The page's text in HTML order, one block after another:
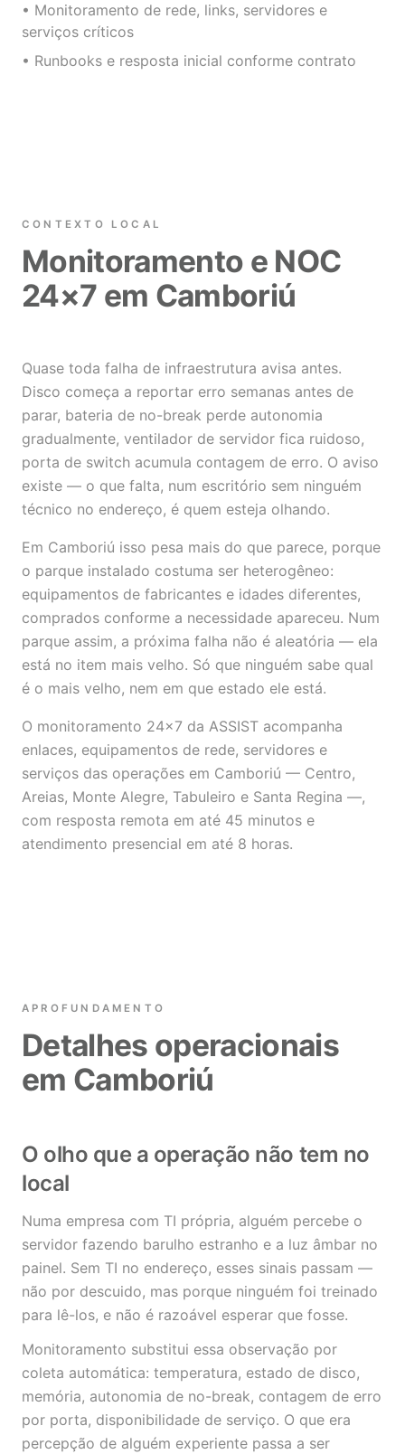
• Monitoramento de rede, links, servidores e
serviços críticos
• Runbooks e resposta inicial conforme contrato
CONTEXTO LOCAL
Monitoramento e NOC
24×7 em Camboriú
Quase toda falha de infraestrutura avisa antes.
Disco começa a reportar erro semanas antes de
parar, bateria de no-break perde autonomia
gradualmente, ventilador de servidor fica ruidoso,
porta de switch acumula contagem de erro. O aviso
existe — o que falta, num escritório sem ninguém
técnico no endereço, é quem esteja olhando.
Em Camboriú isso pesa mais do que parece, porque
o parque instalado costuma ser heterogêneo:
equipamentos de fabricantes e idades diferentes,
comprados conforme a necessidade apareceu. Num
parque assim, a próxima falha não é aleatória — ela
está no item mais velho. Só que ninguém sabe qual
é o mais velho, nem em que estado ele está.
O monitoramento 24x7 da ASSIST acompanha
enlaces, equipamentos de rede, servidores e
serviços das operações em Camboriú — Centro,
Areias, Monte Alegre, Tabuleiro e Santa Regina —,
com resposta remota em até 45 minutos e
atendimento presencial em até 8 horas.
APROFUNDAMENTO
Detalhes operacionais
em Camboriú
O olho que a operação não tem no
local
Numa empresa com TI própria, alguém percebe o
servidor fazendo barulho estranho e a luz âmbar no
painel. Sem TI no endereço, esses sinais passam —
não por descuido, mas porque ninguém foi treinado
para lê-los, e não é razoável esperar que fosse.
Monitoramento substitui essa observação por
coleta automática: temperatura, estado de disco,
memória, autonomia de no-break, contagem de erro
por porta, disponibilidade de serviço. O que era
percepção de alguém experiente passa a ser